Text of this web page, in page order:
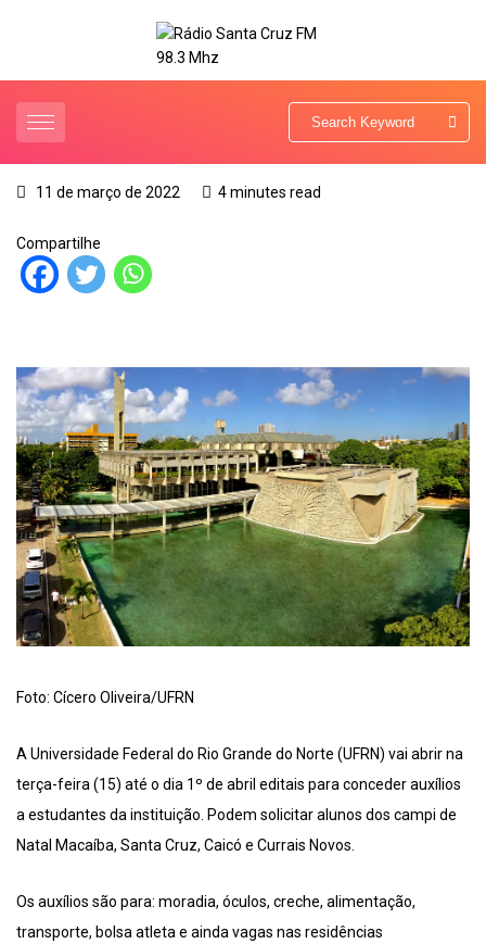
11 de março de 2022 4 minutes read
Compartilhe
Foto: Cícero Oliveira/UFRN
A Universidade Federal do Rio Grande do Norte (UFRN) vai abrir na
terça-feira (15) até o dia 1º de abril editais para conceder auxílios
a estudantes da instituição. Podem solicitar alunos dos campi de
Natal Macaíba, Santa Cruz, Caicó e Currais Novos.
Os auxílios são para: moradia, óculos, creche, alimentação,
transporte, bolsa atleta e ainda vagas nas residências